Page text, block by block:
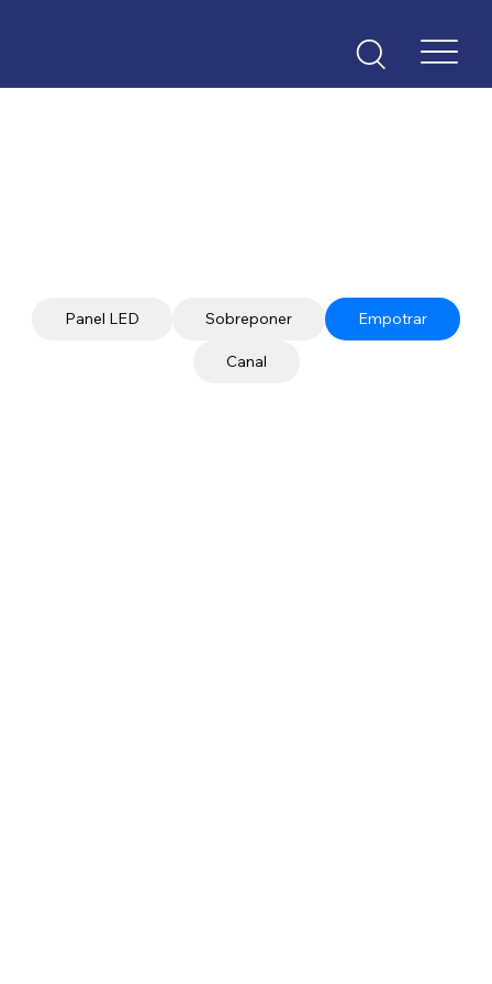
Panel LED Sobreponer Empotrar
Canal